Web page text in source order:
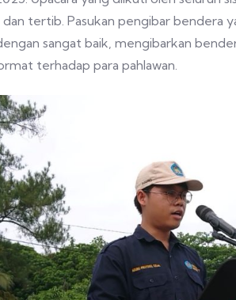
tertib. Pasukan pengibar bendera
sangat baik, mengibarkan
terhadap para pahlawan.